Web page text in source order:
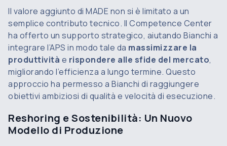
Il valore aggiunto di MADE non si è limitato a un
semplice contributo tecnico. Il Competence Center
ha offerto un supporto strategico, aiutando Bianchi a
integrare l’APS in modo tale da massimizzare la
produttività e rispondere alle sfide del mercato,
migliorando l’efficienza a lungo termine. Questo
approccio ha permesso a Bianchi di raggiungere
obiettivi ambiziosi di qualità e velocità di esecuzione.
Reshoring e Sostenibilità: Un Nuovo
Modello di Produzione